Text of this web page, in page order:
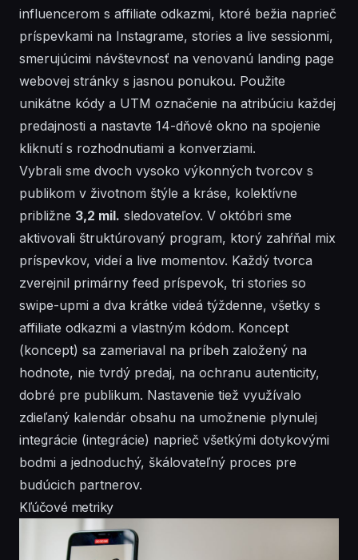
influencerom s affiliate odkazmi, ktoré bežia naprieč
príspevkami na Instagrame, stories a live sessionmi,
smerujúcimi návštevnosť na venovanú landing page
webovej stránky s jasnou ponukou. Použite
unikátne kódy a UTM označenie na atribúciu každej
predajnosti a nastavte 14-dňové okno na spojenie
kliknutí s rozhodnutiami a konverziami.
Vybrali sme dvoch vysoko výkonných tvorcov s
publikom v životnom štýle a kráse, kolektívne
približne 3,2 mil. sledovateľov. V októbri sme
aktivovali štruktúrovaný program, ktorý zahŕňal mix
príspevkov, videí a live momentov. Každý tvorca
zverejnil primárny feed príspevok, tri stories so
swipe-upmi a dva krátke videá týždenne, všetky s
affiliate odkazmi a vlastným kódom. Koncept
(koncept) sa zameriaval na príbeh založený na
hodnote, nie tvrdý predaj, na ochranu autenticity,
dobré pre publikum. Nastavenie tiež využívalo
zdieľaný kalendár obsahu na umožnenie plynulej
integrácie (integrácie) naprieč všetkými dotykovými
bodmi a jednoduchý, škálovateľný proces pre
budúcich partnerov.
Kľúčové metriky